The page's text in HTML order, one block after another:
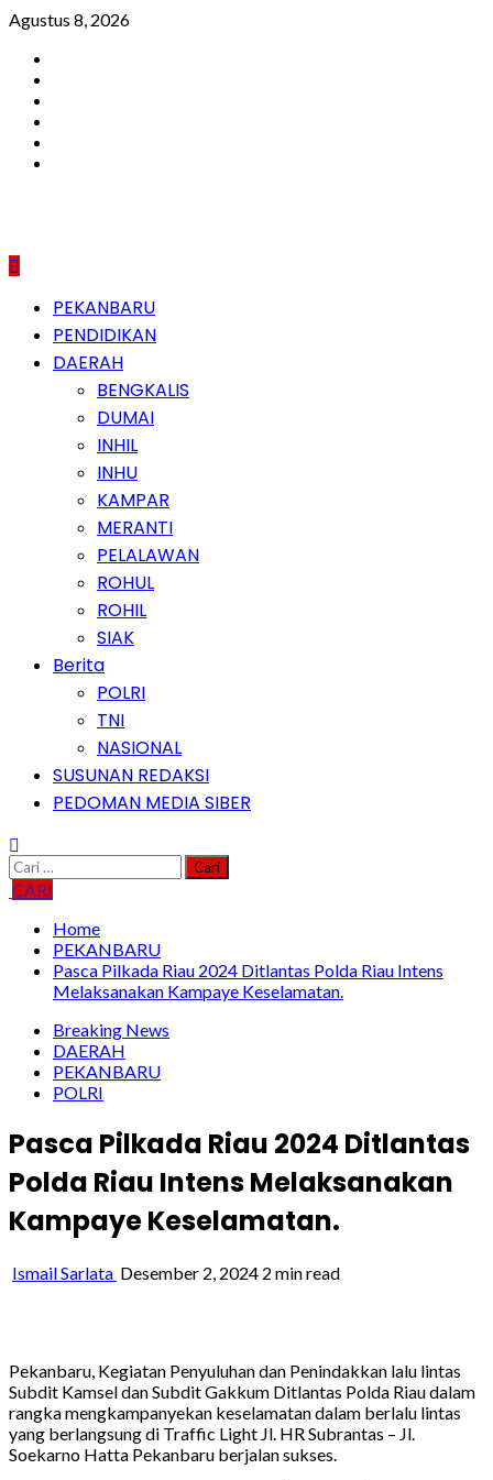
Skip
content
Agustus 8, 2026
PrimaryPEKANBARU
PENDIDIKAN
DAERAH
BENGKALIS
DUMAI
INHIL
INHU
KAMPAR
MERANTI
PELALAWAN
ROHUL
ROHIL
SIAK
Berita
POLRI
TNI
NASIONAL
SUSUNAN REDAKSI
PEDOMAN MEDIA SIBER
Cari
untuk:
CARI
Home
PEKANBARU
Pasca Pilkada Riau 2024 Ditlantas Polda Riau Intens
Melaksanakan Kampaye Keselamatan.
Breaking News
DAERAH
PEKANBARU
POLRI
Pasca Pilkada Riau 2024 Ditlantas
Polda Riau Intens Melaksanakan
Kampaye Keselamatan.
Ismail Sarlata Desember 2, 2024 2 min read
Pekanbaru, Kegiatan Penyuluhan dan Penindakkan lalu lintas
Subdit Kamsel dan Subdit Gakkum Ditlantas Polda Riau dalam
rangka mengkampanyekan keselamatan dalam berlalu lintas
yang berlangsung di Traffic Light Jl. HR Subrantas – Jl.
Soekarno Hatta Pekanbaru berjalan sukses.